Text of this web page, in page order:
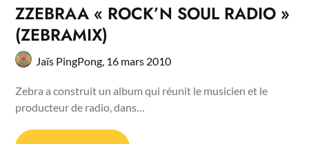
ZZEBRAA « ROCK’N SOUL RADIO »
(ZEBRAMIX)
Jaïs PingPong, 16 mars 2010
Zebra a construit un album qui réunit le musicien et le
producteur de radio, dans…